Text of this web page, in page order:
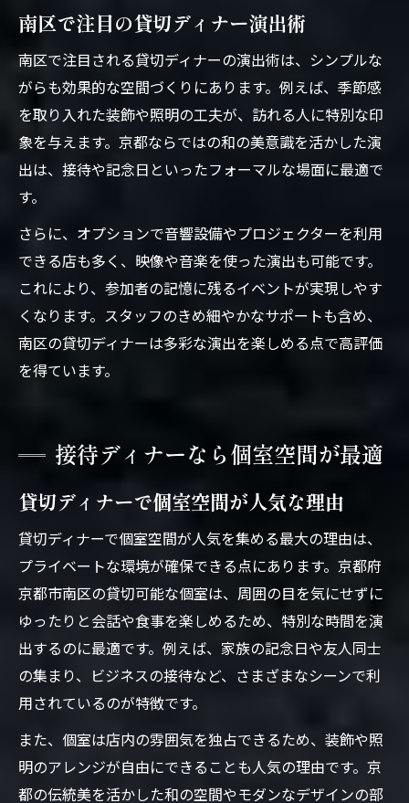
南区で注目の貸切ディナー演出術
南区で注目される貸切ディナーの演出術は、シンプルな
がらも効果的な空間づくりにあります。例えば、季節感
を取り入れた装飾や照明の工夫が、訪れる人に特別な印
象を与えます。京都ならではの和の美意識を活かした演
出は、接待や記念日といったフォーマルな場面に最適で
す。
さらに、オプションで音響設備やプロジェクターを利用
できる店も多く、映像や音楽を使った演出も可能です。
これにより、参加者の記憶に残るイベントが実現しやす
くなります。スタッフのきめ細やかなサポートも含め、
南区の貸切ディナーは多彩な演出を楽しめる点で高評価
を得ています。
接待ディナーなら個室空間が最適
貸切ディナーで個室空間が人気な理由
貸切ディナーで個室空間が人気を集める最大の理由は、
プライベートな環境が確保できる点にあります。京都府
京都市南区の貸切可能な個室は、周囲の目を気にせずに
ゆったりと会話や食事を楽しめるため、特別な時間を演
出するのに最適です。例えば、家族の記念日や友人同士
の集まり、ビジネスの接待など、さまざまなシーンで利
用されているのが特徴です。
また、個室は店内の雰囲気を独占できるため、装飾や照
明のアレンジが自由にできることも人気の理由です。京
都の伝統美を活かした和の空間やモダンなデザインの部